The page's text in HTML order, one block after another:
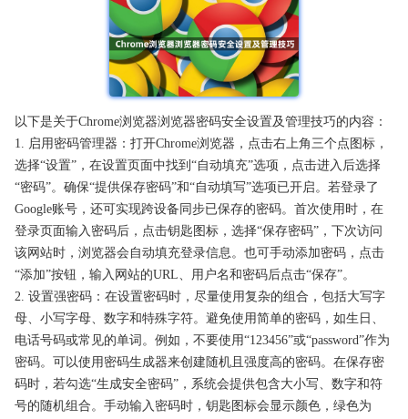
以下是关于Chrome浏览器浏览器密码安全设置及管理技巧的内容：
1. 启用密码管理器：打开Chrome浏览器，点击右上角三个点图标，
选择“设置”，在设置页面中找到“自动填充”选项，点击进入后选择
“密码”。确保“提供保存密码”和“自动填写”选项已开启。若登录了
Google账号，还可实现跨设备同步已保存的密码。首次使用时，在
登录页面输入密码后，点击钥匙图标，选择“保存密码”，下次访问
该网站时，浏览器会自动填充登录信息。也可手动添加密码，点击
“添加”按钮，输入网站的URL、用户名和密码后点击“保存”。
2. 设置强密码：在设置密码时，尽量使用复杂的组合，包括大写字
母、小写字母、数字和特殊字符。避免使用简单的密码，如生日、
电话号码或常见的单词。例如，不要使用“123456”或“password”作为
密码。可以使用密码生成器来创建随机且强度高的密码。在保存密
码时，若勾选“生成安全密码”，系统会提供包含大小写、数字和符
号的随机组合。手动输入密码时，钥匙图标会显示颜色，绿色为